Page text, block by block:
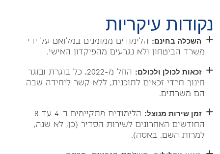
נקודות עיקריות
השכלה בחינם: הלימודים ממומנים במלואם על ידי
משרד הביטחון ולא נגרעים מהפיקדון האישי.
זכאות לכולן ולכולם:
החל מ-2022, כל בוגרת ובוגר
חינוך חרדי זכאים לתוכנית, ללא קשר ליחידה שבה
הם משרתים.
זמן שירות מנוצל:
הלימודים מתקיימים ב-4 עד 8
החודשים האחרונים לשירות הסדיר (כן, לא שנה,
למרות השם. באסה).